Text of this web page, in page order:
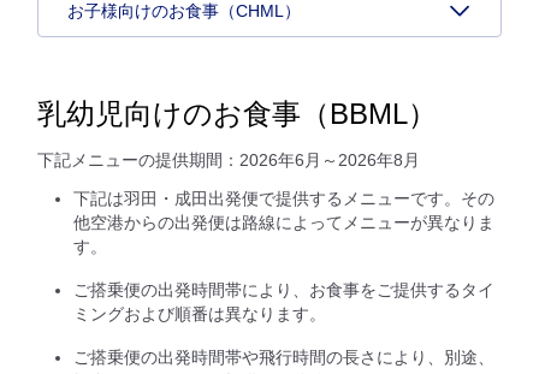
お子様向けのお食事（CHML）
乳幼児向けのお食事（BBML）
下記メニューの提供期間：2026年6月～2026年8月
下記は羽田・成田出発便で提供するメニューです。その
他空港からの出発便は路線によってメニューが異なりま
す。
ご搭乗便の出発時間帯により、お食事をご提供するタイ
ミングおよび順番は異なります。
ご搭乗便の出発時間帯や飛行時間の長さにより、別途、